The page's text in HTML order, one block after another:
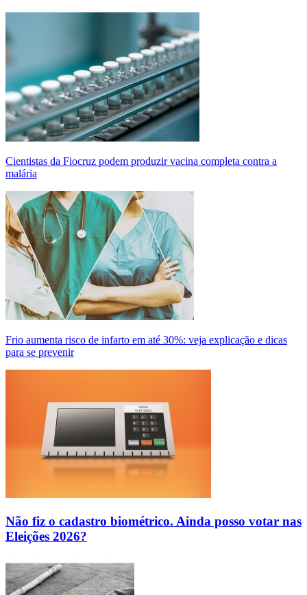
Cientistas da Fiocruz podem produzir vacina completa contra a
malária
Frio aumenta risco de infarto em até 30%: veja explicação e dicas
para se prevenir
Não fiz o cadastro biométrico. Ainda posso votar nas
Eleições 2026?